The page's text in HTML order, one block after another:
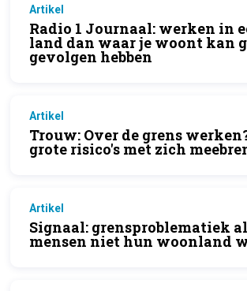
Artikel
Radio 1 Journaal: werken in
land dan waar je woont kan
gevolgen hebben
Artikel
Trouw: Over de grens
grote risico's met zich
Artikel
Signaal: grensproblematiek
mensen niet hun woonland